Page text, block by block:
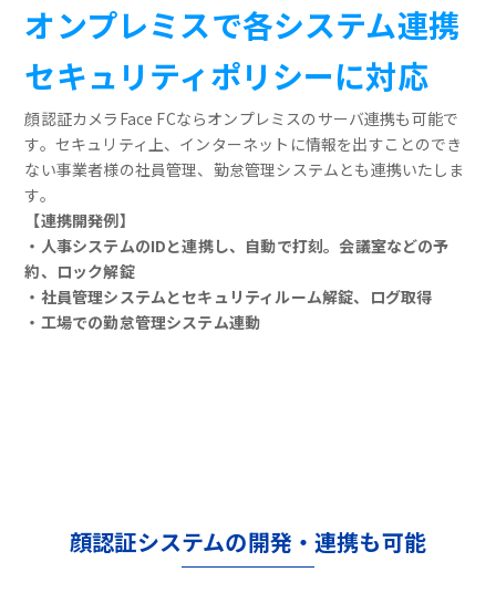
オンプレミスで各システム連携
セキュリティポリシーに対応
顔認証カメラFace FCならオンプレミスのサーバ連携も可能で
す。セキュリティ上、インターネットに情報を出すことのでき
ない事業者様の社員管理、勤怠管理システムとも連携いたしま
す。
【連携開発例】
・人事システムのIDと連携し、自動で打刻。会議室などの予
約、ロック解錠
・社員管理システムとセキュリティルーム解錠、ログ取得
・工場での勤怠管理システム連動
顔認証システムの開発・連携も可能